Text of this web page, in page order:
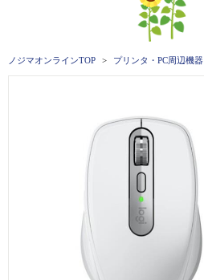
ノジマオンラインTOP プリンタ・PC周辺機器